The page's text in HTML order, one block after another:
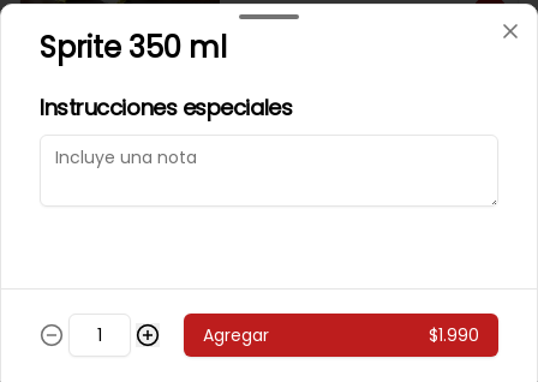
$5.400
244 - Hot Mushroom
Pimenton
245 - Veggi Almond
Champiñon Tempura, Palta,
Topping De Almendras Bañado En
Sprite 350 ml
Instrucciones especiales
Agregar $1.990